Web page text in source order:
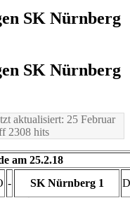
SK Nürnberg
SK Nürnberg
aktualisiert: 25 Februar
2308 hits
am 25.2.18
- SK Nürnberg 1